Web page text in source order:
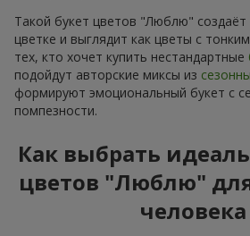
Такой букет цветов "Люблю"
цветке и выглядит как цветы с
тех, кто хочет купить нестандартные
подойдут авторские миксы из
формируют эмоциональный букет с
помпезности.
Как выбрать
цветов "Люблю"
человека